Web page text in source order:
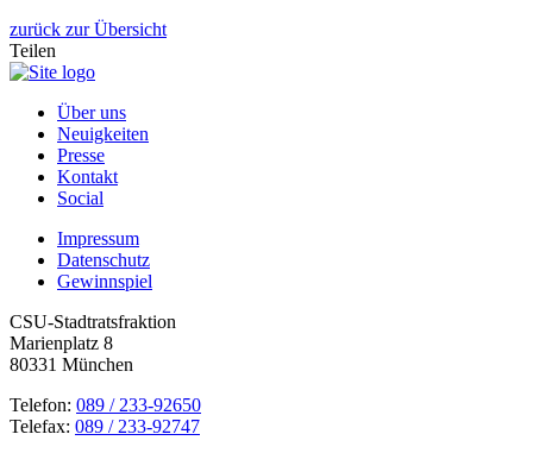
zurück zur Übersicht
Teilen
Über uns
Neuigkeiten
Presse
Kontakt
Social
Impressum
Datenschutz
Gewinnspiel
CSU-Stadtratsfraktion
Marienplatz 8
80331 München
Telefon: 089 / 233-92650
Telefax: 089 / 233-92747